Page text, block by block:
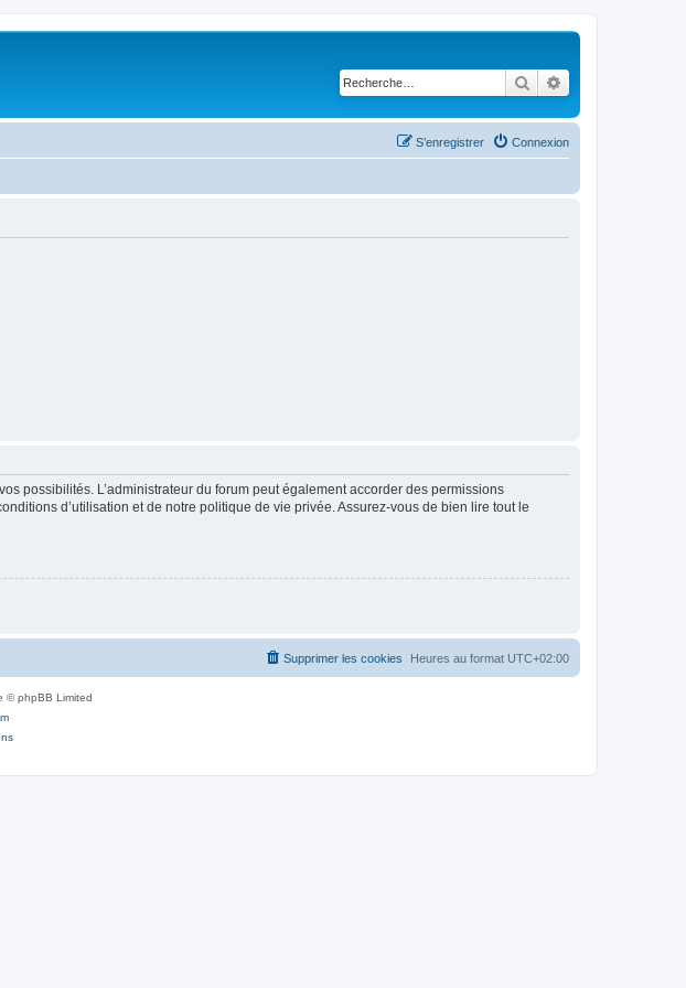
Rechercher
Connexion
S’enregistrer
possibilités. L’administrateur du forum peut également accorder des permissions
d’utilisation et de notre politique de vie privée. Assurez-vous de bien lire tout le
Heures au format UTC+02:00
Supprimer les cookies
© phpBB Limited